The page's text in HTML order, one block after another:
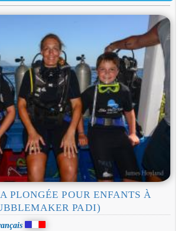
PLONGÉE POUR ENFANTS À
PADI)